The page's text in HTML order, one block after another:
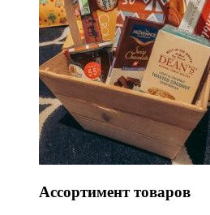
Ассортимент товаров